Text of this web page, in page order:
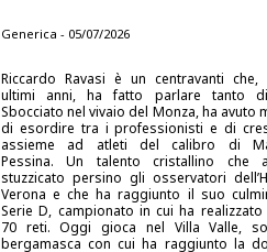
Generica - 05/07/2026
Riccardo Ravasi è un centravanti che,
ultimi anni, ha fatto parlare tanto
Sbocciato nel vivaio del Monza, ha avuto
di esordire tra i professionisti e di
assieme ad atleti del calibro di
Pessina. Un talento cristallino che
stuzzicato persino gli osservatori
Verona e che ha raggiunto il suo
Serie D, campionato in cui ha
70 reti. Oggi gioca nel Villa Valle,
bergamasca con cui ha raggiunto la